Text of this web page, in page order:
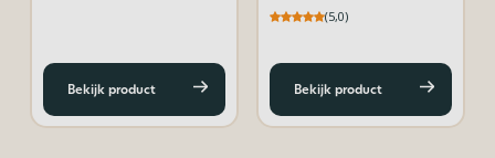
Bekijk product
(5,0)
Bekijk product